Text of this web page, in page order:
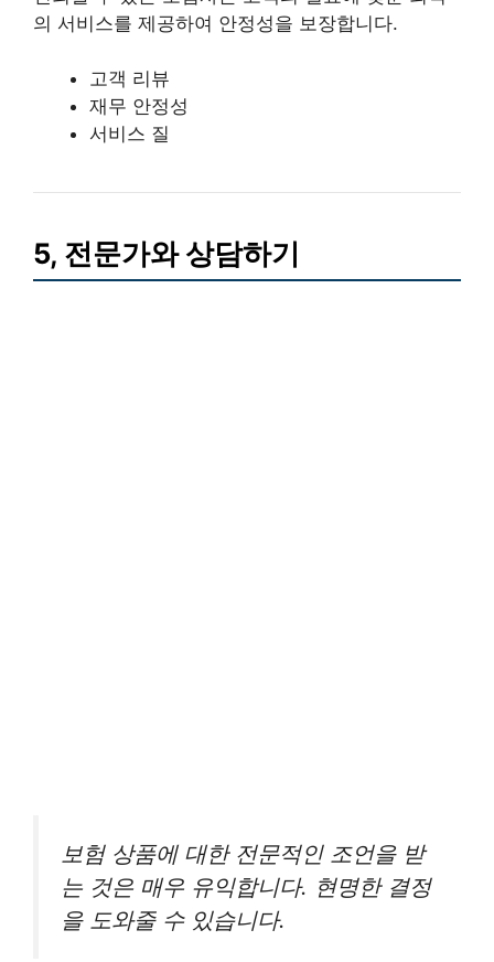
의 서비스를 제공하여 안정성을 보장합니다.
고객 리뷰
재무 안정성
서비스 질
5, 전문가와 상담하기
보험 상품에 대한 전문적인 조언을 받
는 것은 매우 유익합니다. 현명한 결정
을 도와줄 수 있습니다.